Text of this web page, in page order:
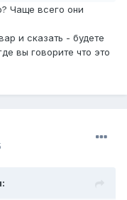
Чаще всего они
и сказать - будете
вы говорите что это